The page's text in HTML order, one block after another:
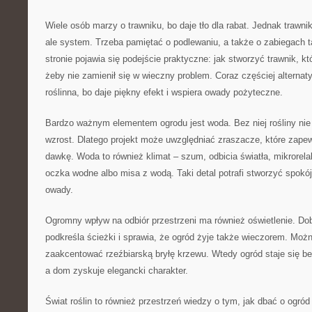
Wiele osób marzy o trawniku, bo daje tło dla rabat. Jednak
ale system. Trzeba pamiętać o podlewaniu, a także o zabiegach
stronie pojawia się podejście praktyczne: jak stworzyć trawnik,
żeby nie zamienił się w wieczny problem. Coraz częściej
roślinna, bo daje piękny efekt i wspiera owady pożyteczne.
Bardzo ważnym elementem ogrodu jest woda. Bez niej rośliny
wzrost. Dlatego projekt może uwzględniać zraszacze, które
dawkę. Woda to również klimat – szum, odbicia światła,
oczka wodne albo misa z wodą. Taki detal potrafi stworzyć
owady.
Ogromny wpływ na odbiór przestrzeni ma również oświetlenie.
podkreśla ścieżki i sprawia, że ogród żyje także wieczorem.
zaakcentować rzeźbiarską bryłę krzewu. Wtedy ogród staje się
a dom zyskuje elegancki charakter.
Świat roślin to również przestrzeń wiedzy o tym, jak dbać o